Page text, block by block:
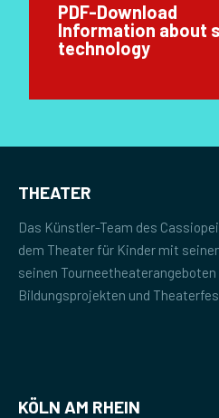
PDF-Download
Information about
technology
THEATER
Das Künstler-Team des
dem Theater für Kinder mit
seinen
Bildungsprojekten und
KÖLN AM RHEIN